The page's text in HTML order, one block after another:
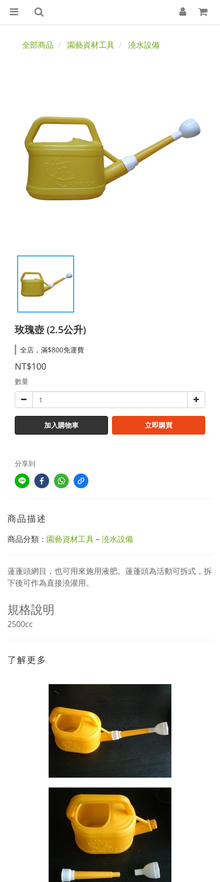
全部商品 園藝資材工具 澆水設備
玫瑰壺 (2.5公升)
全店，滿$800免運費
NT$100
數量
加入購物車 立即購買
分享到
商品描述
商品分類： 園藝資材工具－澆水設備
蓮蓬頭網目，也可用來施用液肥。蓮蓬頭為活動可拆式，拆
下後可作為直接澆灌用。
規格說明
2500cc
了解更多